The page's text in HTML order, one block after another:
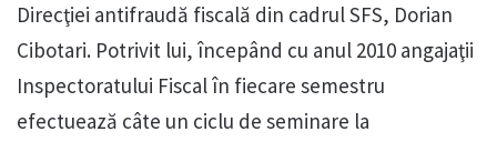
Direcţiei antifraudă fiscală din cadrul SFS, Dorian
Cibotari. Potrivit lui, începând cu anul 2010 angajaţii
Inspectoratului Fiscal în fiecare semestru
efectuează câte un ciclu de seminare la